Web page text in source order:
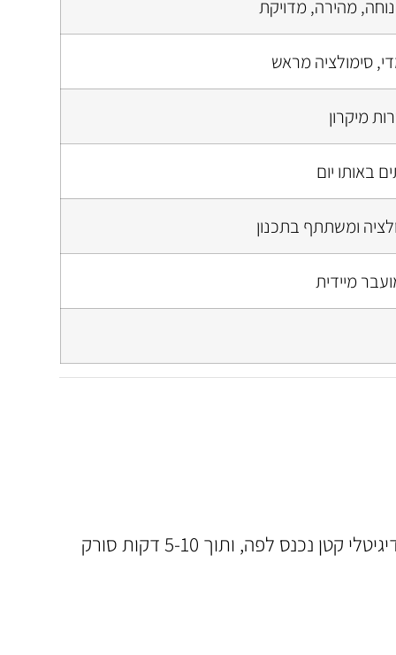
מהירה, מדויקת
סימולציה מראש
מיקרון
באותו יום
ומשתתף בתכנון
מיידית
במקום טביעות מסורתיות בחומר דביק (שגורם לתחושת חנק ולא נוחות), המטופל עובר סריקה דיגיטלית. סורק דיגיטלי קטן נכנס לפה, ותוך 5-10 דקות סורק